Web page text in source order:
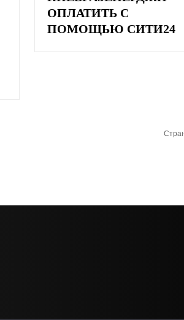
ОПЛАТИТЬ С
ПОМОЩЬЮ СИТИ24